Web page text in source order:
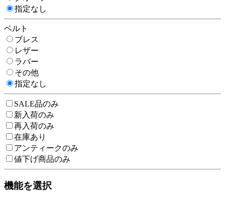
指定なし
ベルト
ブレス
レザー
ラバー
その他
指定なし
SALE品のみ
新入荷のみ
再入荷のみ
在庫あり
アンティークのみ
値下げ商品のみ
機能を選択